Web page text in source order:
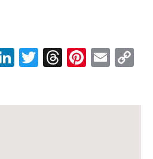
LinkedIn
Twitter
Threads